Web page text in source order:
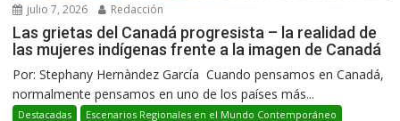
julio 7, 2026 Redacción
Las grietas del Canadá progresista – la realidad de
las mujeres indígenas frente a la imagen de Canadá
Por: Stephany Hernàndez García Cuando pensamos en Canadá,
normalmente pensamos en uno de los países más...
Destacadas Escenarios Regionales en el Mundo Contemporáneo